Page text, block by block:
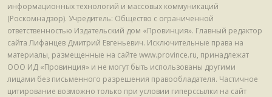
информационных технологий и массовых коммуникаций
(Роскомнадзор). Учредитель: Общество с ограниченной
ответственностью Издательский дом «Провинция». Главный редактор
сайта Лифанцев Дмитрий Евгеньевич. Исключительные права на
материалы, размещенные на сайте www.province.ru, принадлежат
ООО ИД «Провинция» и не могут быть использованы другими
лицами без письменного разрешения правообладателя. Частичное
цитирование возможно только при условии гиперссылки на сайт